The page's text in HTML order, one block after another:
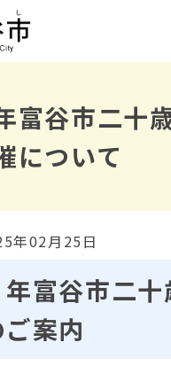
富谷市二十
について
年02月25日
富谷市二十
案内